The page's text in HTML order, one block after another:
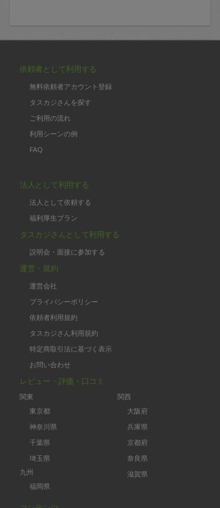
依頼者として利用する
無料依頼者アカウント登録
タスカジさんを探す
ご利用の流れ
利用シーンの例
FAQ
法人として利用する
法人として依頼する
福利厚生プラン
タスカジさんとして利用する
説明会・面接に参加する
運営・規約
運営会社
プライバシーポリシー
依頼者利用規約
タスカジさん利用規約
特定商取引法に基づく表示
お問い合わせ
レビュー・評価・口コミ
関東
東京都
神奈川県
千葉県
埼玉県
九州
福岡県
関西
大阪府
兵庫県
京都府
奈良県
滋賀県